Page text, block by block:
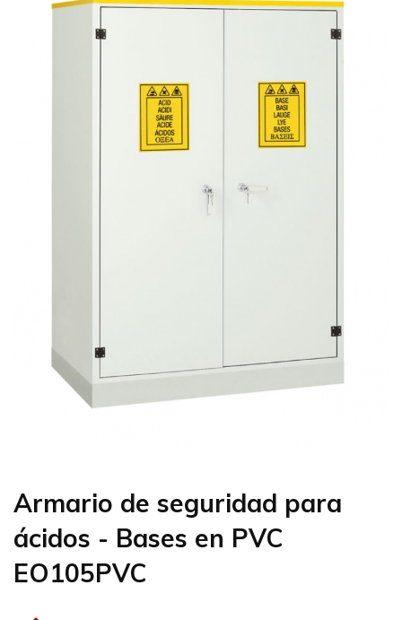
Armario de seguridad para
ácidos - Bases en PVC
EO105PVC